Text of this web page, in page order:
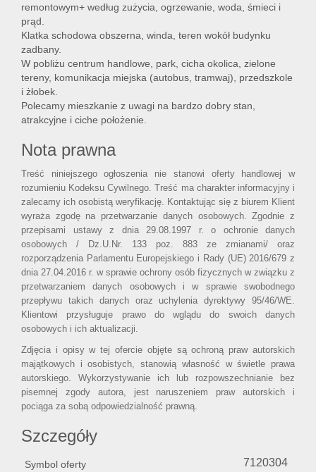
remontowym+ według zużycia, ogrzewanie, woda, śmieci i
prąd.
Klatka schodowa obszerna, winda, teren wokół budynku
zadbany.
W pobliżu centrum handlowe, park, cicha okolica, zielone
tereny, komunikacja miejska (autobus, tramwaj), przedszkole
i żłobek.
Polecamy mieszkanie z uwagi na bardzo dobry stan,
atrakcyjne i ciche położenie.
Nota prawna
Treść niniejszego ogłoszenia nie stanowi oferty handlowej w
rozumieniu Kodeksu Cywilnego. Treść ma charakter informacyjny i
zalecamy ich osobistą weryfikację. Kontaktując się z biurem Klient
wyraża zgodę na przetwarzanie danych osobowych. Zgodnie z
przepisami ustawy z dnia 29.08.1997 r. o ochronie danych
osobowych / Dz.U.Nr. 133 poz. 883 ze zmianami/ oraz
rozporządzenia Parlamentu Europejskiego i Rady (UE) 2016/679 z
dnia 27.04.2016 r. w sprawie ochrony osób fizycznych w związku z
przetwarzaniem danych osobowych i w sprawie swobodnego
przepływu takich danych oraz uchylenia dyrektywy 95/46/WE.
Klientowi przysługuje prawo do wglądu do swoich danych
osobowych i ich aktualizacji.
Zdjęcia i opisy w tej ofercie objęte są ochroną praw autorskich
majątkowych i osobistych, stanowią własność w świetle prawa
autorskiego. Wykorzystywanie ich lub rozpowszechnianie bez
pisemnej zgody autora, jest naruszeniem praw autorskich i
pociąga za sobą odpowiedzialność prawną.
Szczegóły
Symbol oferty 7120304